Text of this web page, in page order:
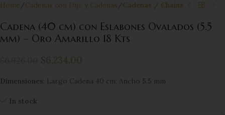
Home Cadenas con Dije y Cadenas Cadenas / Chains
Cadena (40 cm) con Eslabones Ovalados (5.5
mm) – Oro Amarillo 18 Kts
$6,234.00
Dimensiones: Largo Cadena 40 cm; Ancho 5.5 mm
In stock